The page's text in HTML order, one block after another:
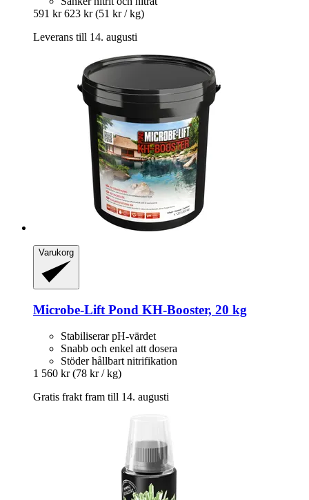
591 kr 623 kr (51 kr / kg)
Leverans till 14. augusti
Varukorg
Microbe-Lift Pond KH-​Booster, 20 kg
Stabiliserar pH-värdet
Snabb och enkel att dosera
Stöder hållbart nitrifikation
1 560 kr (78 kr / kg)
Gratis frakt fram till 14. augusti